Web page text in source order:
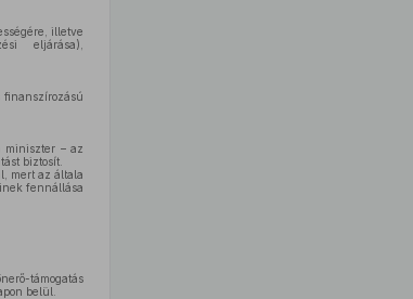
illetve
eljárása),
miniszter – az
biztosít.
mert az általa
fennállása
támogatás
belül.